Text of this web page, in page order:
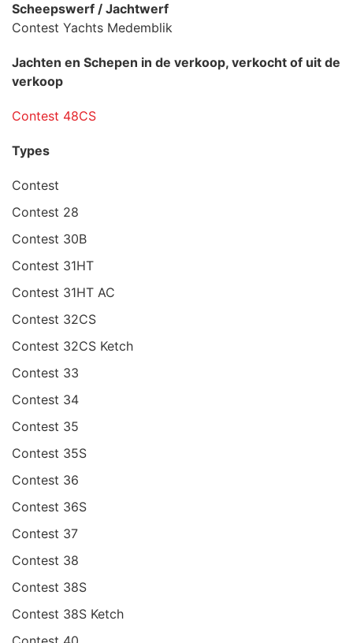
Scheepswerf / Jachtwerf
Contest Yachts Medemblik
Jachten en Schepen in de verkoop, verkocht of uit de
verkoop
Contest 48CS
Types
Contest
Contest 28
Contest 30B
Contest 31HT
Contest 31HT AC
Contest 32CS
Contest 32CS Ketch
Contest 33
Contest 34
Contest 35
Contest 35S
Contest 36
Contest 36S
Contest 37
Contest 38
Contest 38S
Contest 38S Ketch